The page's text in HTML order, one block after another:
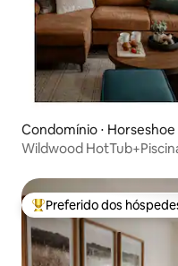
Condomínio ⋅ Horseshoe
Wildwood
Entre os melhores
Preferido dos